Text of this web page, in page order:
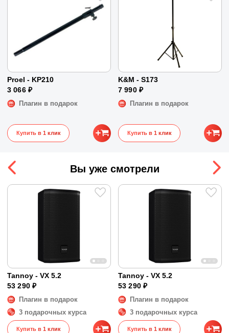
Частотный диапазон 65 - 45000 Гц
Размеры и вес
Размеры
20 x 18 x 33 см
Вес
5 кг
Proel - KP210
3 066 ₽
Плагин в подарок
Купить в 1 клик
K&M - S173
7 990 ₽
Плагин в подарок
Купить в 1 клик
Вы уже смотрели
Tannoy - VX 5.2
53 290 ₽
Плагин в подарок
3 подарочных курса
Купить в 1 клик
Tannoy - VX 5.2
53 290 ₽
Плагин в подарок
3 подарочных курса
Купить в 1 клик